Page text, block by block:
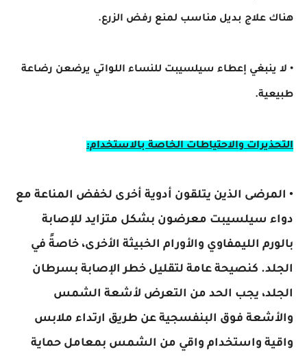
هناك علاج بديل مناسب لمنع رفض الزرع.
• لا ينبغي إعطاء سيلسيبت للنساء اللواتي يرضعن رضاعة
طبيعية.
التحذيرات والاحتياطات الخاصة بالاستخدام:
• المرضى الذين يتلقون أدوية أخرى لخفض المناعة مع
دواء سيلسيبت معرضون بشكل متزايد للإصابة
بالورم الليمفاوي والأورام الخبيثة الأخرى، خاصةً في
الجلد. كنصيحة عامة لتقليل خطر الإصابة بسرطان
الجلد، يجب الحد من التعرض لأشعة الشمس
والأشعة فوق البنفسجية عن طريق ارتداء ملابس
واقية واستخدام واقي من الشمس بمعامل حماية